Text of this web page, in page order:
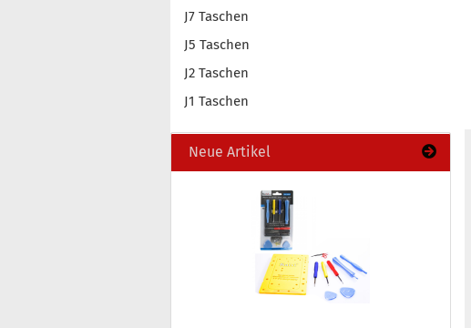
J7 Taschen
J5 Taschen
J2 Taschen
J1 Taschen
Neue Artikel